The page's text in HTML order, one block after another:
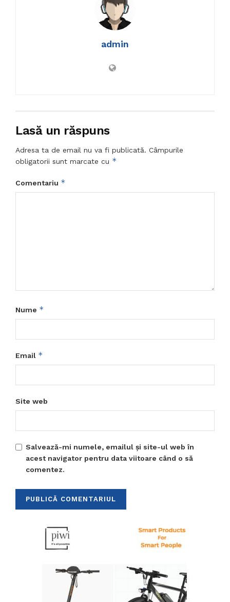
admin
Lasă un răspuns
Adresa ta de email nu va fi publicată. Câmpurile
obligatorii sunt marcate cu *
Comentariu *
Nume *
Email *
Site web
Salvează-mi numele, emailul și site-ul web în
acest navigator pentru data viitoare când o să
comentez.